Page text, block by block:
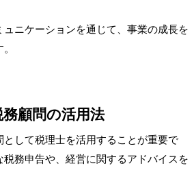
ニケーションを通じて、事業の成長を
顧問の活用法
して税理士を活用することが重要で
務申告や、経営に関するアドバイスを